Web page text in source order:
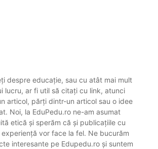
despre educație, sau cu atât mai mult
lucru, ar fi util să citați cu link, atunci
articol, părți dintr-un articol sau o idee
Noi, la EduPedu.ro ne-am asumat
etică și sperăm că și publicațiile cu
experiență vor face la fel. Ne bucurăm
interesante pe Edupedu.ro și suntem